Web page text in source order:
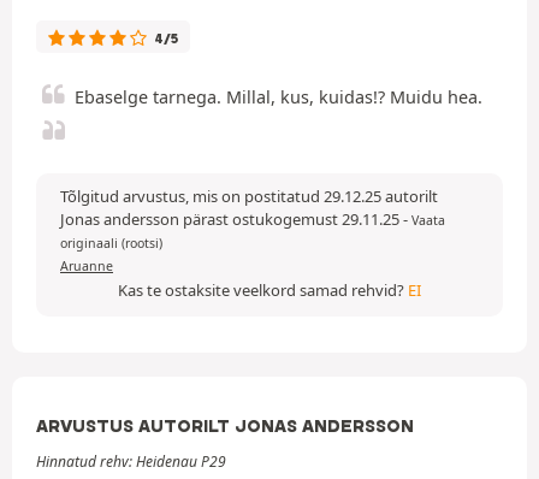
4/5
Ebaselge tarnega. Millal, kus, kuidas!? Muidu hea.
Tõlgitud arvustus, mis on postitatud 29.12.25 autorilt
Jonas andersson pärast ostukogemust 29.11.25- Vaata
originaali (rootsi)
Aruanne
Kas te ostaksite veelkord samad rehvid? EI
ARVUSTUS AUTORILT JONAS ANDERSSON
Hinnatud rehv: Heidenau P29